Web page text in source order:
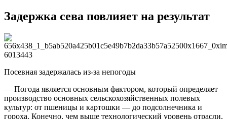
Задержка сева повлияет на результат
Посевная задержалась из-за непогоды
— Погода является основным фактором, который определяет
производство основных сельскохозяйственных полевых
культур: от пшеницы и картошки — до подсолнечника и
гороха. Конечно, чем выше технологический уровень отрасли,